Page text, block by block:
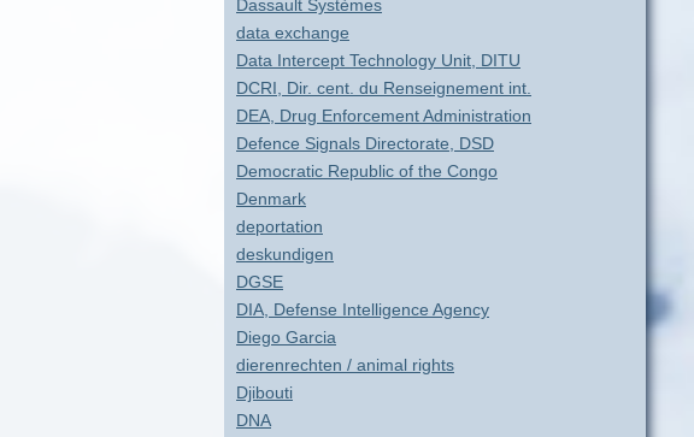
Dassault Systèmes
data exchange
Data Intercept Technology Unit, DITU
DCRI, Dir. cent. du Renseignement int.
DEA, Drug Enforcement Administration
Defence Signals Directorate, DSD
Democratic Republic of the Congo
Denmark
deportation
deskundigen
DGSE
DIA, Defense Intelligence Agency
Diego Garcia
dierenrechten / animal rights
Djibouti
DNA